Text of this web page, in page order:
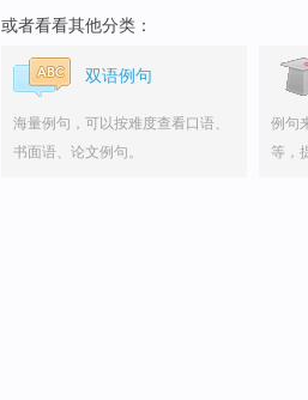
或者看看其他分类：
双语例句
海量例句，可以按难度查看口语、
书面语、论文例句。
例句
等，